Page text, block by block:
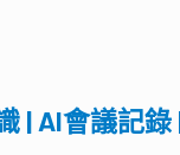
| AI會議記